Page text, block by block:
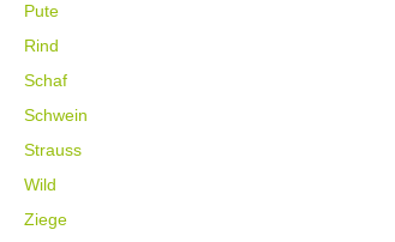
Pute
Rind
Schaf
Schwein
Strauss
Wild
Ziege